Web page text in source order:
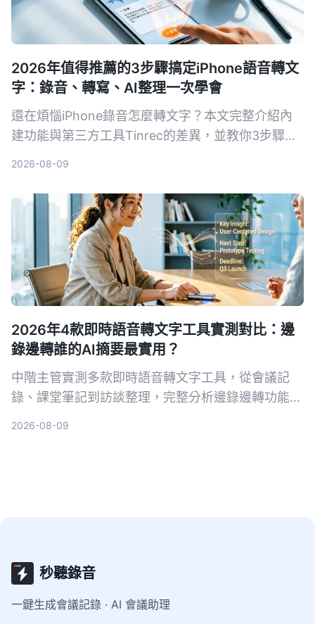
2026年值得推薦的3步驟搞定iPhone語音轉文
字：錄音、轉寫、AI整理一次學會
還在煩惱iPhone錄音怎麼轉文字？本文完整介紹內
建功能與第三方工具Tinrec的差異，並教你3步驟輕
2026-08-09
2026年4款即時語音轉文字工具實測對比：邊
錄邊轉誰的AI摘要最實用？
中階主管實測多款即時語音轉文字工具，從會議記
錄、課堂筆記到訪談整理，完整分析邊錄邊轉功能與
2026-08-09
秒聽錄音
一鍵生成會議記錄 · AI 會議助理